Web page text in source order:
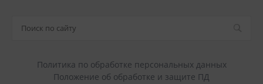
Политика по обработке персональных данных
Положение об обработке и защите ПД